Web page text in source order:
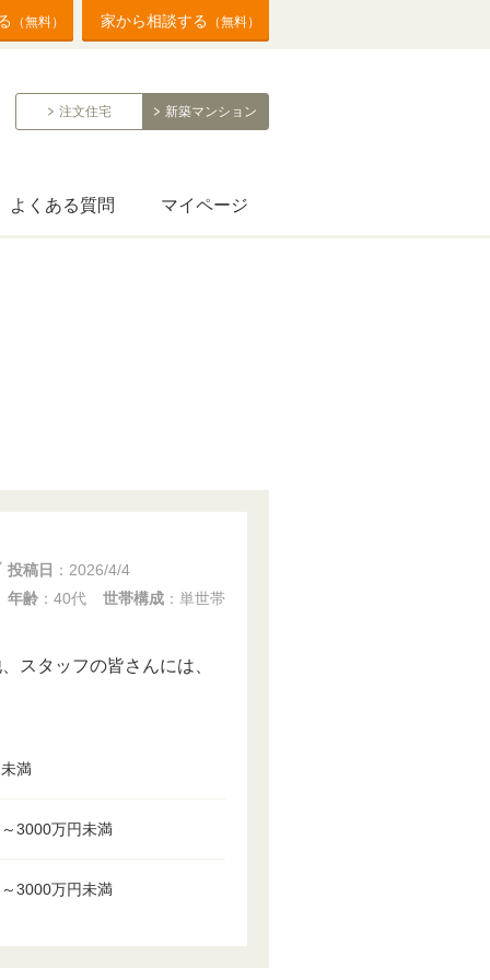
（無料） 家から相談する （無料）
注文住宅 新築マンション
よくある質問 マイページ
投稿日 ： 2026/4/4
年齢 ：40代 世帯構成 ：単世帯
スタッフの皆さんには、
満
3000万円未満
3000万円未満